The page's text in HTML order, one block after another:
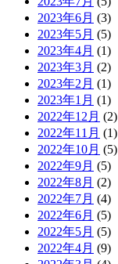
2023年6月 (3)
2023年5月 (5)
2023年4月 (1)
2023年3月 (2)
2023年2月 (1)
2023年1月 (1)
2022年12月 (2)
2022年11月 (1)
2022年10月 (5)
2022年9月 (5)
2022年8月 (2)
2022年7月 (4)
2022年6月 (5)
2022年5月 (5)
2022年4月 (9)